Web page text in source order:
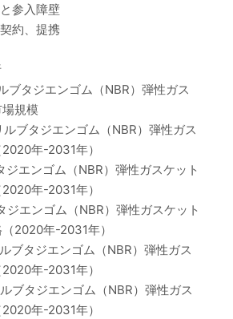
参入障壁
約、提携
ブタジエンゴム（NBR）弾性ガス
規模
ルブタジエンゴム（NBR）弾性ガス
年-2031年）
ジエンゴム（NBR）弾性ガスケット
年-2031年）
ジエンゴム（NBR）弾性ガスケット
2020年-2031年）
ブタジエンゴム（NBR）弾性ガス
年-2031年）
ブタジエンゴム（NBR）弾性ガス
年-2031年）